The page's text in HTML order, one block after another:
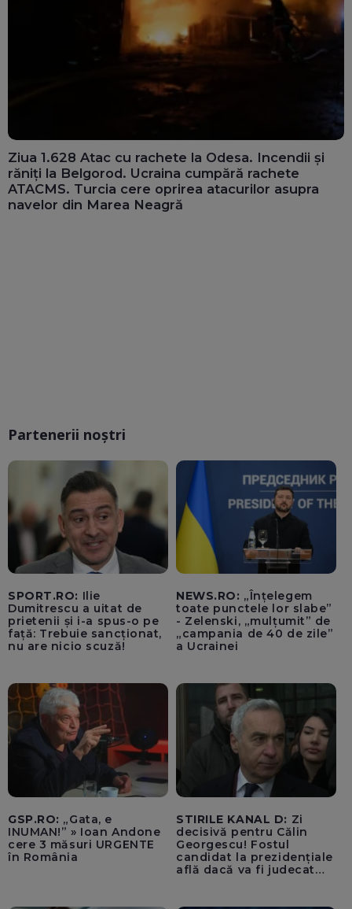
Ziua 1.628 Atac cu rachete la Odesa. Incendii și
răniți la Belgorod. Ucraina cumpără rachete
ATACMS. Turcia cere oprirea atacurilor asupra
navelor din Marea Neagră
Partenerii noștri
SPORT.RO: Ilie
Dumitrescu a uitat de
prietenii și i-a spus-o pe
față: Trebuie sancționat,
nu are nicio scuză!
NEWS.RO: „Înțelegem
toate punctele lor slabe”
- Zelenski, „mulțumit” de
„campania de 40 de zile”
a Ucrainei
GSP.RO: „Gata, e
INUMAN!” » Ioan Andone
cere 3 măsuri URGENTE
în România
STIRILE KANAL D: Zi
decisivă pentru Călin
Georgescu! Fostul
candidat la prezidențiale
află dacă va fi judecat